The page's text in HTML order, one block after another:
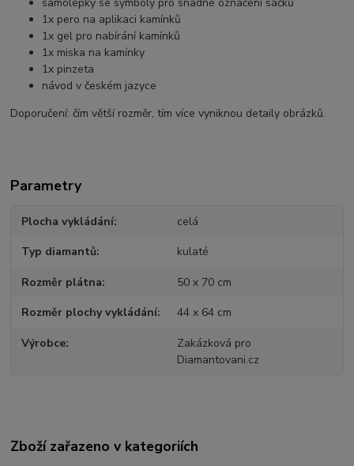
1x pero na aplikaci kamínků
1x gel pro nabírání kamínků
1x miska na kamínky
1x pinzeta
návod v českém jazyce
Doporučení: čím větší rozměr, tím více vyniknou detaily obrázků.
Parametry
Plocha vykládání celá
Typ diamantů kulaté
Rozměr plátna 50 x 70 cm
Rozměr plochy vykládání 44 x 64 cm
Výrobce
Zakázková pro
Diamantovani.cz
Zboží zařazeno v kategoriích